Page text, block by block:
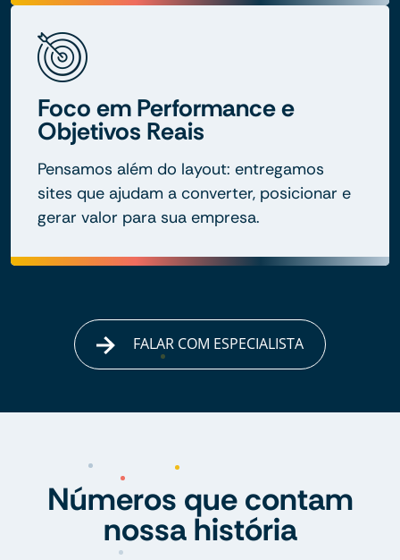
Foco em Performance e
Objetivos Reais
Pensamos além do layout: entregamos
sites que ajudam a converter, posicionar e
gerar valor para sua empresa.
FALAR COM ESPECIALISTA
Números que contam
nossa história